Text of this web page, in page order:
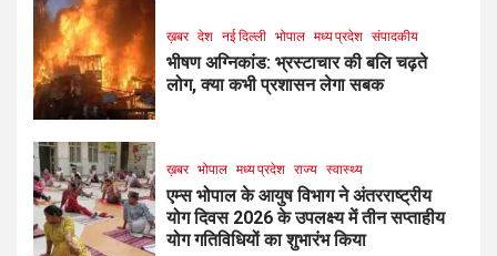
ख़बर देश नई दिल्ली भोपाल मध्य प्रदेश संपादकीय
भीषण अग्निकांड: भ्रस्टाचार की बलि चढ़ते
लोग, क्या कभी प्रशासन लेगा सबक
ख़बर भोपाल मध्य प्रदेश राज्य स्वास्थ्य
एम्स भोपाल के आयुष विभाग ने अंतरराष्ट्रीय
योग दिवस 2026 के उपलक्ष्य में तीन सप्ताहीय
योग गतिविधियों का शुभारंभ किया